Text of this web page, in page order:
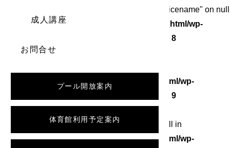
成人講座
お問合せ
プール開放案内
体育館利用予定案内
: Attempt to read property "category_nicename" on null
/home/wordstock/numasupo.com/public_html/wp-
8
/home/wordstock/numasupo.com/public_html/wp-
9
: Attempt to read property "slug" on null in
/home/wordstock/numasupo.com/public_html/wp-